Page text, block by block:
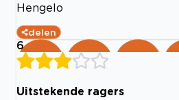
Hengelo
delen
6
Uitstekende ragers